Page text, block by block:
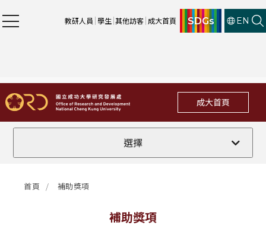
教研人員 學生 其他訪客 成大首頁 SDGs EN
成大首頁
選擇
全部
法規修訂
首頁 補助獎項
補助獎項